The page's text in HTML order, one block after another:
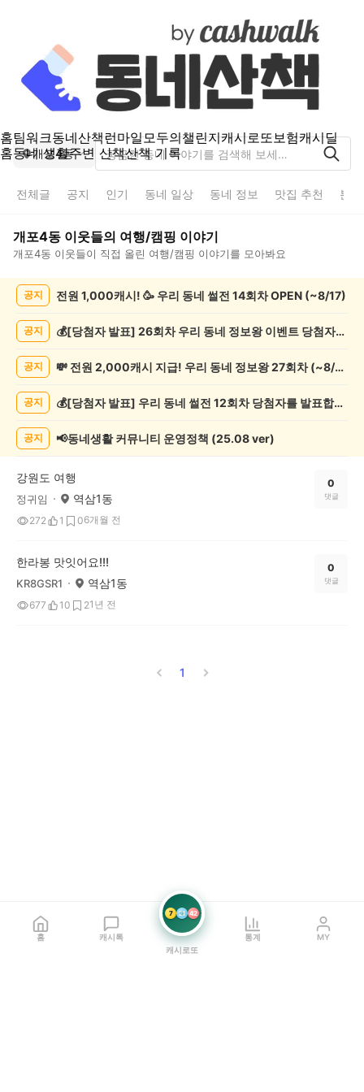
홈팀워크동네산책런마일모두의챌린지캐시로또보험캐시딜
홈동네 생활주변 산책산책 기록
개포4동
전체글 공지 인기 동네 일상 동네 정보 맛집 추천 분
개포4동 이웃들의 여행/캠핑 이야기
개포4동 이웃들이 직접 올린 여행/캠핑 이야기를 모아봐요
행/
목
공지 전원 1,000캐시! 🥳 우리 동네 썰전 14회차 OPEN (~8/17)
공지 💰[당첨자 발표] 26회차 우리 동네 정보왕 이벤트 당첨자를 발표합니다!
공지 💸 전원 2,000캐시 지급! 우리 동네 정보왕 27회차 (~8/10)
공지 💰[당첨자 발표] 우리 동네 썰전 12회차 당첨자를 발표합니다!
공지 📢동네생활 커뮤니티 운영정책 (25.08 ver)
강원도 여행
정귀임 역삼1동
272 1 06개월 전
0
댓글
한라봉 맛잇어요!!!
KR8GSR1 역삼1동
677 10 21년 전
0
댓글
1
홈 캐시톡
7 21 42
캐시로또
통계 MY